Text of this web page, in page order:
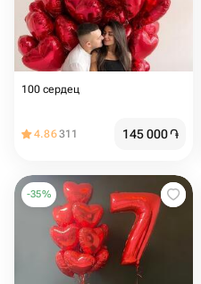
100 сердец
4.86311 145 000֏
-35%